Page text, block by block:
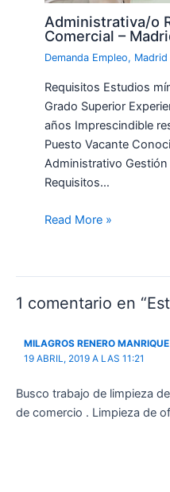
Administrativa/o
Comercial –
Demanda Empleo, Madrid
Requisitos Estudios
Grado Superior
años Imprescindible
Puesto Vacante
Administrativo
Requisitos…
Read More »
1 comentario en
MILAGROS RENERO MANRIQUE
19 ABRIL, 2019 A LAS 11:21
Busco trabajo de limpieza
de comercio . Limpieza de